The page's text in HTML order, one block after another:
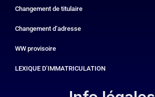
Changement de titulaire
Changement d’adresse
WW provisoire
LEXIQUE D’IMMATRICULATION